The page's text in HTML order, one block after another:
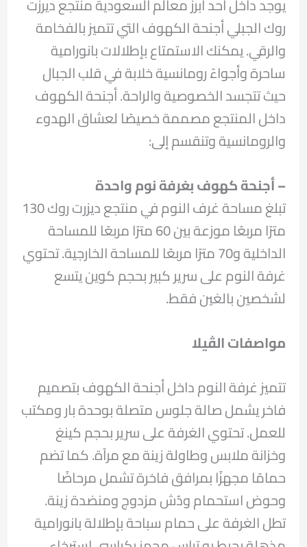
يوجد داخل أحد أبرز معالم السعودية منتجع ديرزت
روك الجبلي أجنحة الكهوف التي تتميز بالفخامة
والرقي. يمكنك الاستمتاع بإطلالات بانورامية
ساحرة وأجواءً رومانسية خلابة في قلب الجبال
حيث تتجسد الخصوصية والراحة. أجنحة الكهوف
داخل المنتجع مصممة خصيصًا لعشاق الهدوء
والرومانسية وتنقسم إلى:
– أجنحة كهوف بغرفة نوم واحدة
تبلغ مساحة غرف النوم في منتجع ديزرت روك 130
مترًا مربعًا موزعة بين 60 مترًا مربعًا للمساحة
الداخلية و70 مترًا مربعًا للمساحة الخارجية. تحتوي
غرفة النوم على سرير كبير بحجم كوين يتسع
لشخصين بالغين فقط.
مواصفات الڤيلا
تتميز غرفة النوم داخل أجنحة الكهوف بتصميم
فاخر يشمل صالة جلوس متصلة بوحدة بار ومكتب
للعمل. تحتوي الغرفة على سرير بحجم كينغ
وخزانة ملابس وطاولة زينة مع مرآة. كما تضم
حمامًا مجهزًا بمرافق فاخرة تشمل مرحاضًا
وحوض استحمام ودُش مزدوج ومنضدة زينة.
تطل الغرفة على حمام سباحة بإطلالة بانورامية